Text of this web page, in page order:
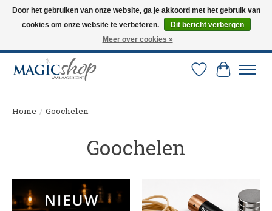
Altijd de nieuwste trucs op voorraad. Snelle verzending via PostNL en DHL.
Langskomen in onze winkel? Bel of mail om een afspraak te maken. 0251-
Verlanglijst
Home / Goochelen
Goochelen
Door het gebruiken van onze website, ga je akkoord met het gebruik van
cookies om onze website te verbeteren.
Dit bericht verbergen
Meer over cookies »